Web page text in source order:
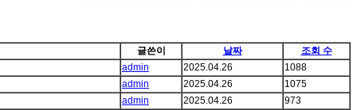
글쓴이 날짜
조회 수
admin
2025.04.26
1088
admin
2025.04.26
1075
admin
2025.04.26 973